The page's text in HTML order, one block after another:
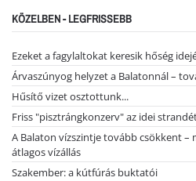
KÖZELBEN - LEGFRISSEBB
Ezeket a fagylaltokat keresik hőség
Árvaszúnyog helyzet a Balatonnál –
Hűsítő vizet osztottunk...
Friss "pisztrángkonzerv" az idei
A Balaton vízszintje tovább csökkent –
átlagos vízállás
Szakember: a kútfúrás buktatói